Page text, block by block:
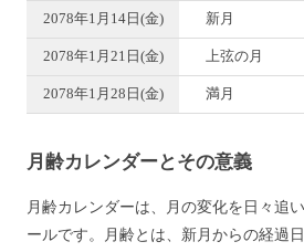
2078年1月14日(金) 新月
2078年1月21日(金) 上弦の月
2078年1月28日(金) 満月
月齢カレンダーとその意義
月齢カレンダーは、月の変化を日々追
ールです。月齢とは、新月からの経過